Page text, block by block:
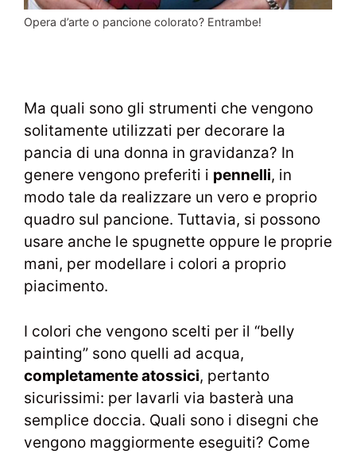
Opera d’arte o pancione colorato? Entrambe!
Ma quali sono gli strumenti che vengono
solitamente utilizzati per decorare la
pancia di una donna in gravidanza? In
genere vengono preferiti i pennelli, in
modo tale da realizzare un vero e proprio
quadro sul pancione. Tuttavia, si possono
usare anche le spugnette oppure le proprie
mani, per modellare i colori a proprio
piacimento.
I colori che vengono scelti per il “belly
painting” sono quelli ad acqua,
completamente atossici, pertanto
sicurissimi: per lavarli via basterà una
semplice doccia. Quali sono i disegni che
vengono maggiormente eseguiti? Come